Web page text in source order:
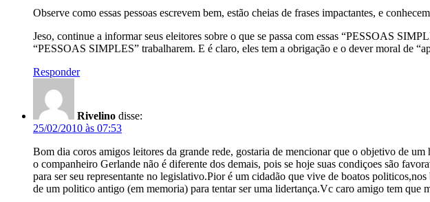
Observe como essas pessoas escrevem bem, estão cheias de frases impactantes, e
Jeso, continue a informar seus eleitores sobre o que se passa com essas “PESSOAS
“PESSOAS SIMPLES” trabalharem. E é claro, eles tem a obrigação e o dever moral de
Responder
Rivelino disse:
25/02/2010 às 07:53
Bom dia coros amigos leitores da grande rede, gostaria de mencionar que o objetivo de um
o companheiro Gerlande não é diferente dos demais, pois se hoje suas condiçoes são
para ser seu representante no legislativo.Pior é um cidadão que vive de boatos
de um politico antigo (em memoria) para tentar ser uma lidertança.Vc caro amigo tem que